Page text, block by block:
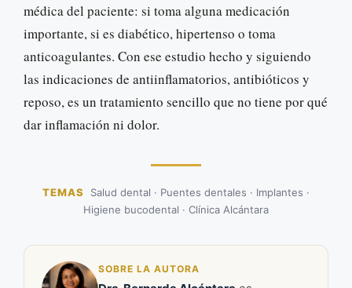
médica del paciente: si toma alguna medicación
importante, si es diabético, hipertenso o toma
anticoagulantes. Con ese estudio hecho y siguiendo
las indicaciones de antiinflamatorios, antibióticos y
reposo, es un tratamiento sencillo que no tiene por qué
dar inflamación ni dolor.
TEMAS
Salud dental · Puentes dentales · Implantes ·
Higiene bucodental · Clínica Alcántara
SOBRE LA AUTORA